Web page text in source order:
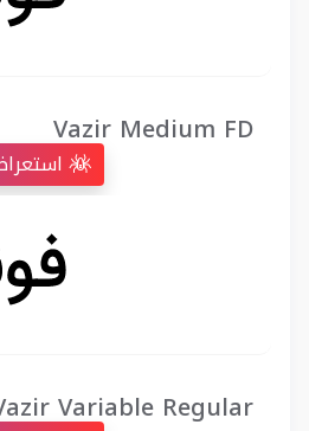
Vazir Medium FD
Variable Regular